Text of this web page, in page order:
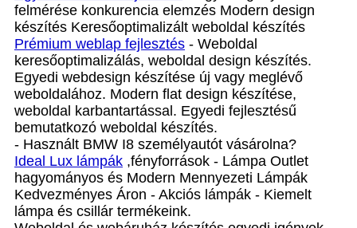
felmérése konkurencia elemzés Modern design
készítés Keresőoptimalizált weboldal készítés
Prémium weblap fejlesztés‎ - Weboldal
keresőoptimalizálás, weboldal design készítés.
Egyedi webdesign készítése új vagy meglévő
weboldalához. Modern flat design készítése,
weboldal karbantartással. Egyedi fejlesztésű
bemutatkozó weboldal készítés.
- Használt BMW I8 személyautót vásárolna?
Ideal Lux lámpák ,fényforrások - Lámpa Outlet
hagyományos és Modern Mennyezeti Lámpák
Kedvezményes Áron - Akciós lámpák - Kiemelt
lámpa és csillár termékeink.